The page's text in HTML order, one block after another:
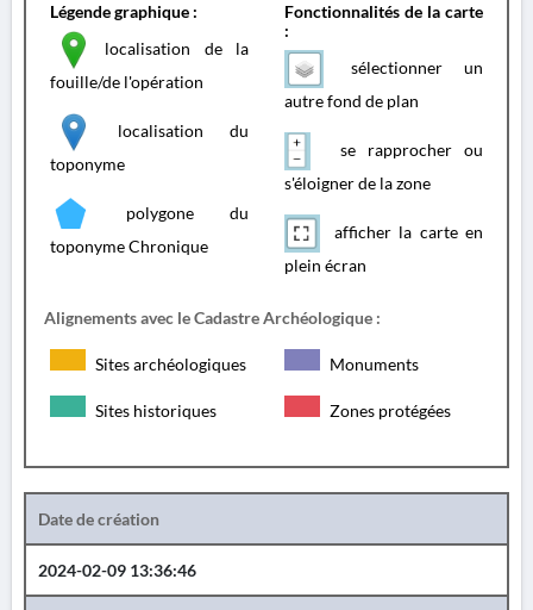
Légende graphique :
localisation de la
fouille/de l'opération
localisation du
toponyme
polygone du
toponyme Chronique
Fonctionnalités de la carte
:
sélectionner un
autre fond de plan
se rapprocher ou
s'éloigner de la zone
afficher la carte en
plein écran
Alignements avec le Cadastre Archéologique :
Sites archéologiques Monuments
Sites historiques Zones protégées
Date de création
2024-02-09 13:36:46